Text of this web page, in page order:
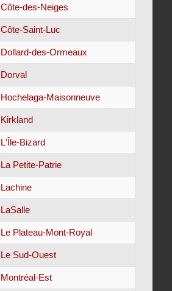
Côte-des-Neiges
Côte-Saint-Luc
Dollard-des-Ormeaux
Dorval
Hochelaga-Maisonneuve
Kirkland
L'Île-Bizard
La Petite-Patrie
Lachine
LaSalle
Le Plateau-Mont-Royal
Le Sud-Ouest
Montréal-Est